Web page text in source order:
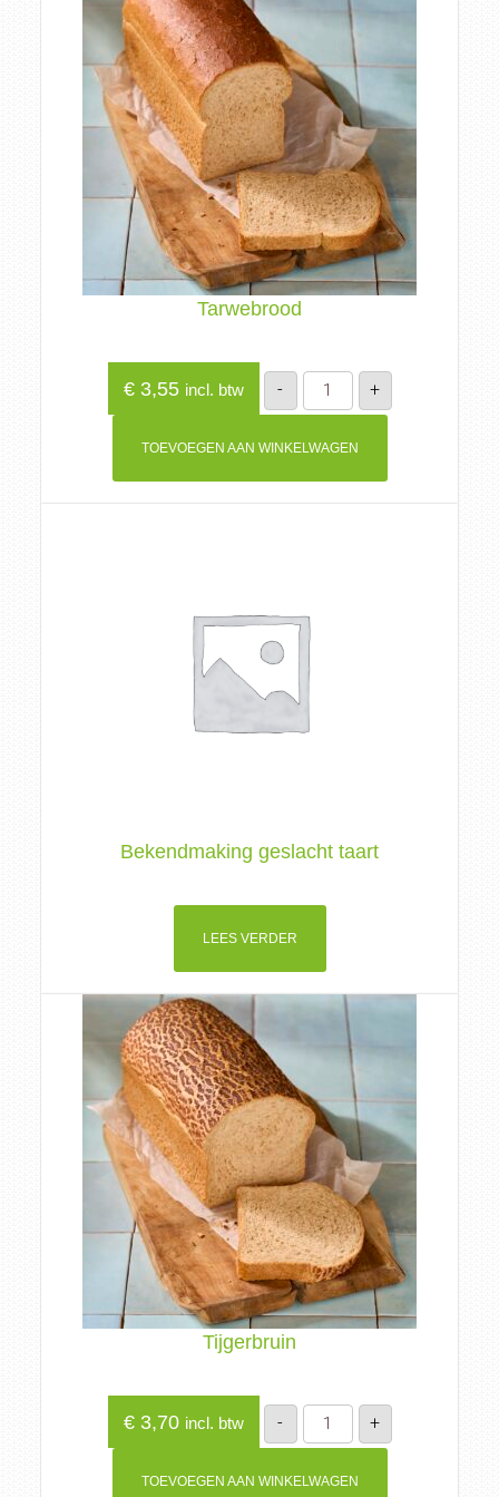
Tarwebrood
€3,55 incl. btw -
Tarwebrood
aantal
+
TOEVOEGEN AAN WINKELWAGEN
Bekendmaking geslacht taart
LEES VERDER
Tijgerbruin
€3,70 incl. btw -
Tijgerbruin
aantal
+
TOEVOEGEN AAN WINKELWAGEN